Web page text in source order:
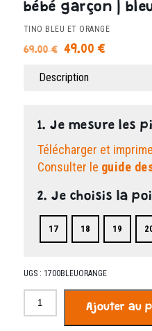
bébé garçon |
TINO BLEU ET ORANGE
69.00€
Le
initial
49.00 €Le
Description
1. Je mesure les
Télécharger et
Consulter le guide
2. Je choisis la
17 18 19
UGS : 1700BLEUORANGE
Ajouter au